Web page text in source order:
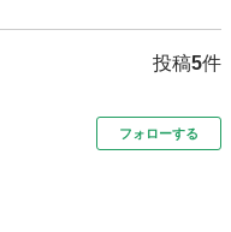
投稿5件
フォローする